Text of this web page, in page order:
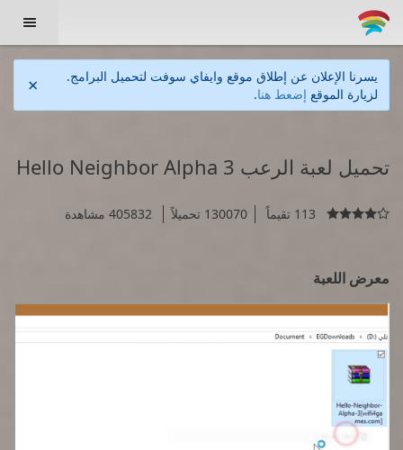

يسرنا الإعلان عن إطلاق موقع وايفاي سوفت لتحميل البرامج.
لزيارة الموقع إضعط هنا.
×
تحميل لعبة الرعب 3 Hello Neighbor Alpha
 113 تقيماً 130070 تحميلاً 405832 مشاهدة
معرض اللعبة